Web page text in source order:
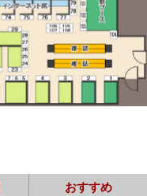
おすすめ